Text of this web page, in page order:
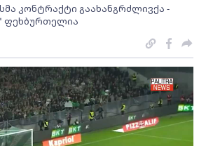
კონტრაქტი გაახანგრძლივქა -
ფეხბურთელია